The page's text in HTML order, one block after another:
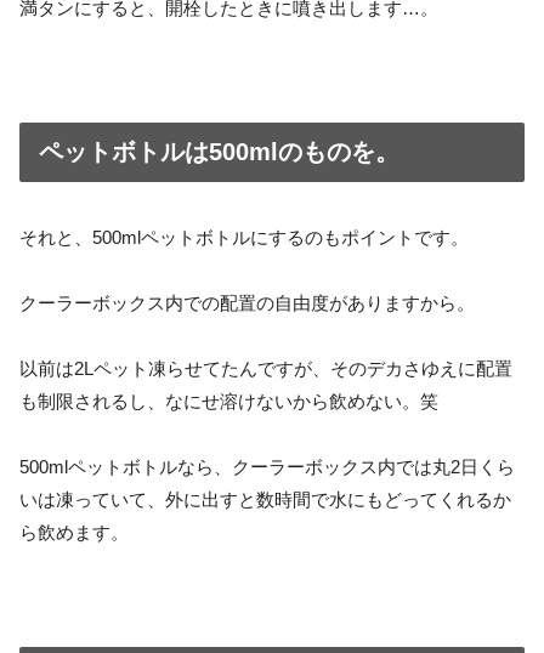
満タンにすると、開栓したときに噴き出します…。
ペットボトルは500mlのものを。
それと、500mlペットボトルにするのもポイントです。
クーラーボックス内での配置の自由度がありますから。
以前は2Lペット凍らせてたんですが、そのデカさゆえに配置
も制限されるし、なにせ溶けないから飲めない。笑
500mlペットボトルなら、クーラーボックス内では丸2日くら
いは凍っていて、外に出すと数時間で水にもどってくれるか
ら飲めます。